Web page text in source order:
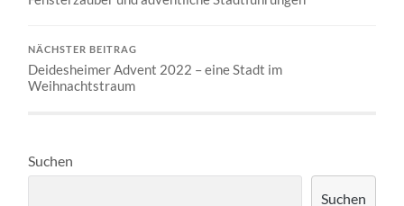
NÄCHSTER BEITRAG
Deidesheimer Advent 2022 – eine Stadt im
Weihnachtstraum
Suchen
Suchen